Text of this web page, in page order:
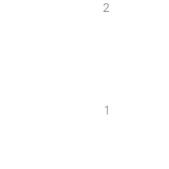
2
1